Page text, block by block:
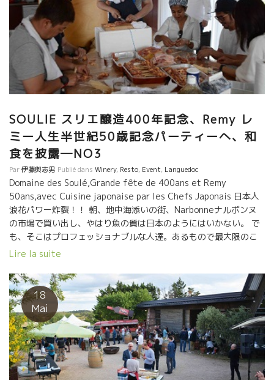
SOULIE スリエ醸造400年記念、Remy レ
ミー人生半世紀50歳記念パーティーへ、和
食を披露―NO3
Par伊藤與志男 Publié dans Winery, Resto, Event, Languedoc
Domaine des Soulé,Grande fête de 400ans et Remy
50ans,avec Cuisine japonaise par les Chefs Japonais 日本人
浪花パワー炸裂！！ 朝、地中海添いの街、Narbonneナルボンヌ
の市場で買い出し、やはり魚の質は日本のようにはいかない。 で
も、そこはプロフェッショナブルな人達。あるもので最大限のこ
とを実現すべく頭を捻らせて工夫仕込み。 肉類は流石にフラン
しの仕込みに気合が入る。星川さんも地中海マグロの解体、仕込
み中。 小松屋スタッフも抜群のチームワークでスピーディーな動
き。 焼き鳥、この道２５年の竹間さん、バーベキュー台にブロッ
クを並べて緊急焼き鳥台を造ってしまった。 皆、現場にあるもの
を使って整えてしまう、この対応力が凄い。 この動きにフランス
人、レミーさんもビックリ。 フランスチームも負けじと豚の丸焼
き、ムール貝のワイン蒸しを準備中。
Lire la suite
18
Mai